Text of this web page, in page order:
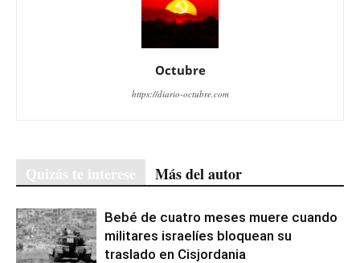
Octubre
https://diario-octubre.com
Quizás te interese Más del autor
Bebé de cuatro meses muere cuando
militares israelíes bloquean su
traslado en Cisjordania